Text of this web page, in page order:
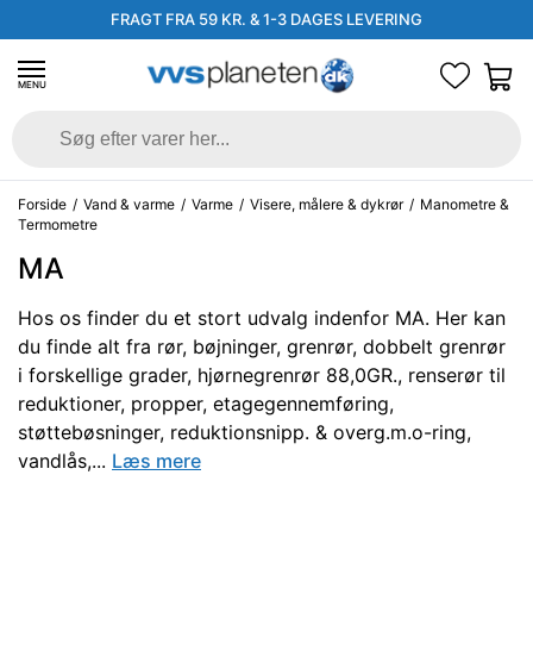
FRAGT FRA 59 KR. & 1-3 DAGES LEVERING
MENU
Forside / Vand & varme / Varme / Visere, målere & dykrør / Manometre &
Termometre
MA
Hos os finder du et stort udvalg indenfor MA. Her kan
du finde alt fra rør, bøjninger, grenrør, dobbelt grenrør
i forskellige grader, hjørnegrenrør 88,0GR., renserør til
reduktioner, propper, etagegennemføring,
støttebøsninger, reduktionsnipp. & overg.m.o-ring,
vandlås,... Læs mere